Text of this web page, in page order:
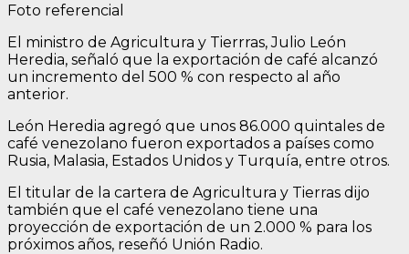
Foto referencial
El ministro de Agricultura y Tierrras, Julio León
Heredia, señaló que la exportación de café alcanzó
un incremento del 500 % con respecto al año
anterior.
León Heredia agregó que unos 86.000 quintales de
café venezolano fueron exportados a países como
Rusia, Malasia, Estados Unidos y Turquía, entre otros.
El titular de la cartera de Agricultura y Tierras dijo
también que el café venezolano tiene una
proyección de exportación de un 2.000 % para los
próximos años, reseñó Unión Radio.